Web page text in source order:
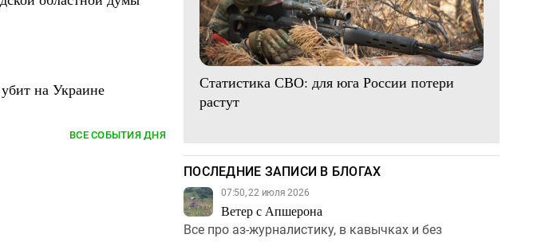
на Украине
ВСЕ СОБЫТИЯ ДНЯ
Статистика СВО: для юга России потери
растут
ПОСЛЕДНИЕ ЗАПИСИ В БЛОГАХ
07:50, 22 июля 2026
Ветер с Апшерона
Все про аз-журналистику, в кавычках и без